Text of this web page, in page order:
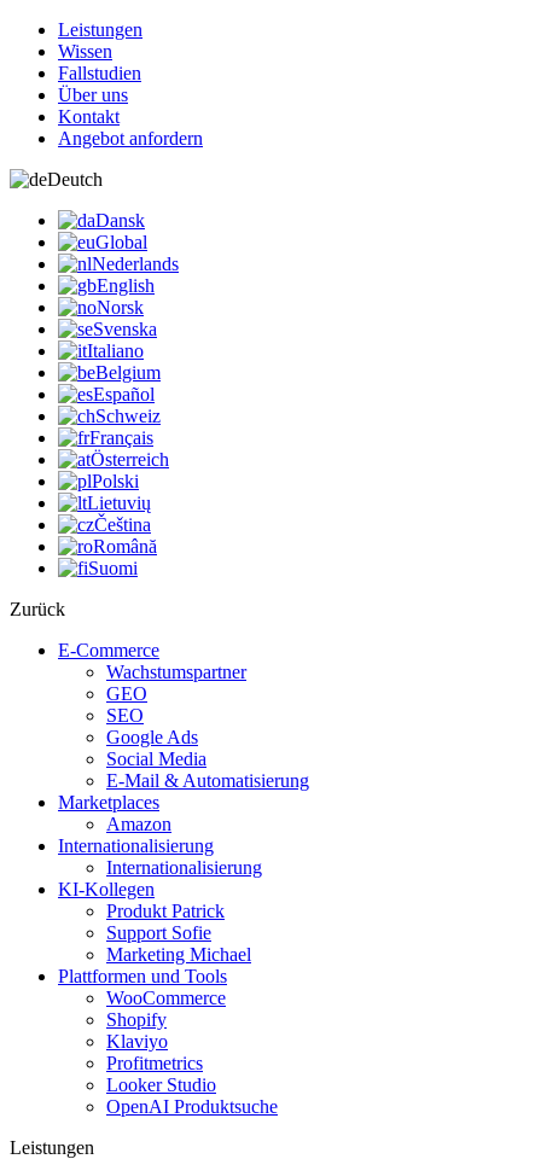
Leistungen
Wissen
Fallstudien
Über uns
Kontakt
Angebot anfordern
Deutch
Dansk
Global
Nederlands
English
Norsk
Svenska
Italiano
Belgium
Español
Schweiz
Français
Österreich
Polski
Lietuvių
Čeština
Română
Suomi
Zurück
E-Commerce
Wachstumspartner
GEO
SEO
Google Ads
Social Media
E-Mail & Automatisierung
Marketplaces
Amazon
Internationalisierung
Internationalisierung
KI-Kollegen
Produkt Patrick
Support Sofie
Marketing Michael
Plattformen und Tools
WooCommerce
Shopify
Klaviyo
Profitmetrics
Looker Studio
OpenAI Produktsuche
Leistungen